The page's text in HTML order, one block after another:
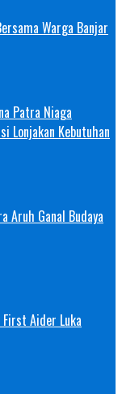
Warga Banjar
Patra Niaga
Lonjakan Kebutuhan
Aruh Ganal Budaya
Aider Luka